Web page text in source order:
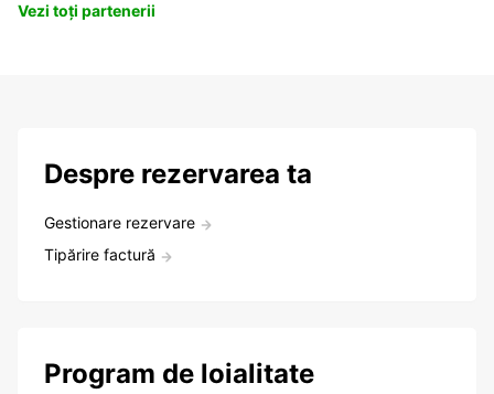
Vezi toți partenerii
Despre rezervarea ta
Gestionare rezervare
Tipărire factură
Program de loialitate